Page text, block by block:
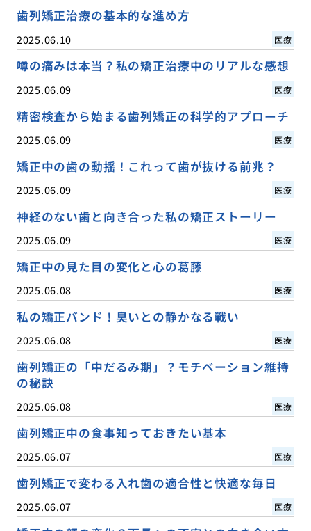
歯列矯正治療の基本的な進め方
2025.06.10 医療
噂の痛みは本当？私の矯正治療中のリアルな感想
2025.06.09 医療
精密検査から始まる歯列矯正の科学的アプローチ
2025.06.09 医療
矯正中の歯の動揺！これって歯が抜ける前兆？
2025.06.09 医療
神経のない歯と向き合った私の矯正ストーリー
2025.06.09 医療
矯正中の見た目の変化と心の葛藤
2025.06.08 医療
私の矯正バンド！臭いとの静かなる戦い
2025.06.08 医療
歯列矯正の「中だるみ期」？モチベーション維持
の秘訣
2025.06.08 医療
歯列矯正中の食事知っておきたい基本
2025.06.07 医療
歯列矯正で変わる入れ歯の適合性と快適な毎日
2025.06.07 医療